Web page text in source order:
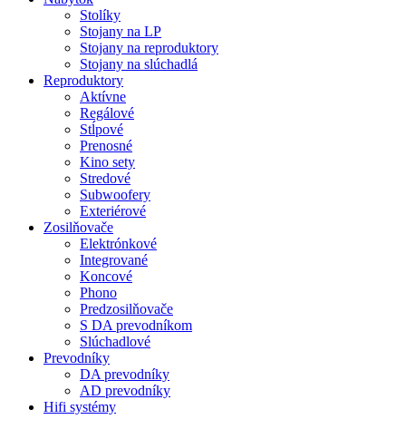
Stolíky
Stojany na LP
Stojany na reproduktory
Stojany na slúchadlá
Reproduktory
Aktívne
Regálové
Stĺpové
Prenosné
Kino sety
Stredové
Subwoofery
Exteriérové
Zosilňovače
Elektrónkové
Integrované
Koncové
Phono
Predzosilňovače
S DA prevodníkom
Slúchadlové
Prevodníky
DA prevodníky
AD prevodníky
Hifi systémy